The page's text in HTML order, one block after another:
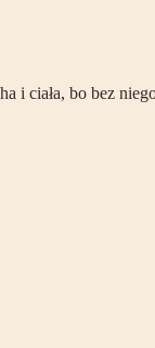
i ciała, bo bez